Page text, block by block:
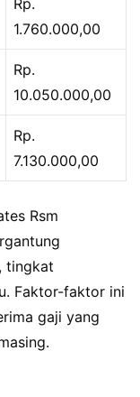
1.760.000,00
Rp.
10.050.000,00
Rp.
7.130.000,00
Rsm
tingkat
Faktor-faktor ini
gaji yang